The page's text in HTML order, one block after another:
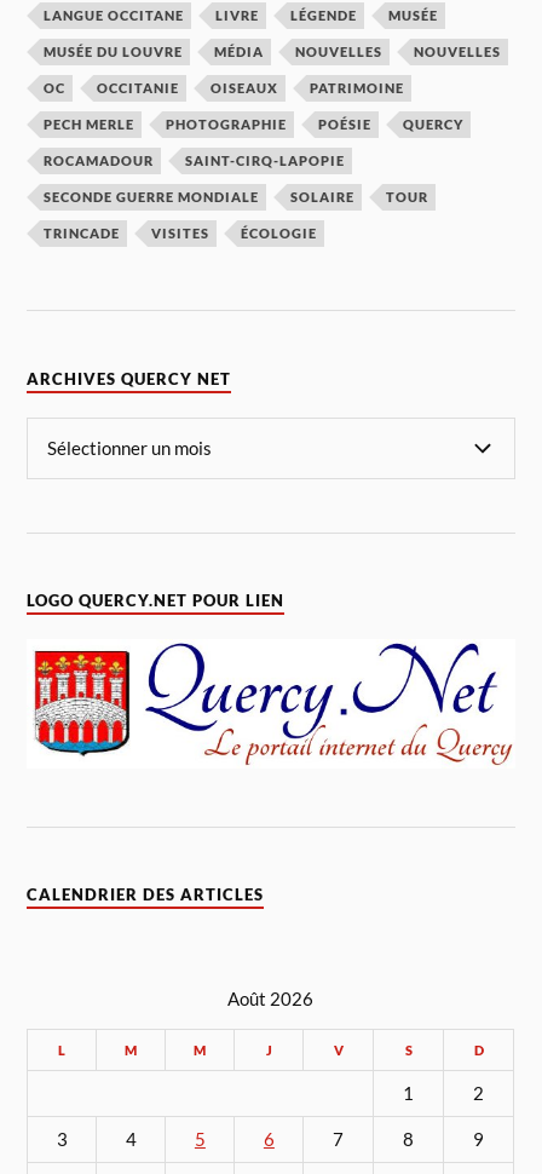
LANGUE OCCITANE LIVRE LÉGENDE MUSÉE
MUSÉE DU LOUVRE MÉDIA NOUVELLES NOUVELLES
OC OCCITANIE OISEAUX PATRIMOINE
PECH MERLE PHOTOGRAPHIE POÉSIE QUERCY
ROCAMADOUR SAINT-CIRQ-LAPOPIE
SECONDE GUERRE MONDIALE SOLAIRE TOUR
TRINCADE VISITES ÉCOLOGIE
ARCHIVES QUERCY NET
LOGO QUERCY.NET POUR LIEN
CALENDRIER DES ARTICLES
Août 2026
L M M J V S D
1 2
3 4 5 6 7 8 9